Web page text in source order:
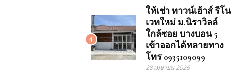
4
ให้เช่า ทาวน์เฮ้าส์ รีโน
เวทใหม่ ม.นิราวิลล์
ใกล้ซอย บางบอน 5
เข้าออกได้หลายทาง
โทร 0935109099
28 เมษายน 2026